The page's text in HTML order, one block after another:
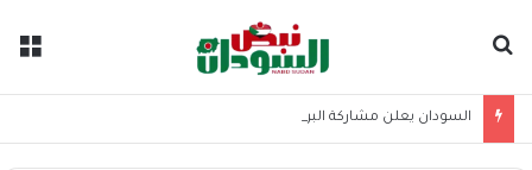
السودان يعلن مشاركة البرهان في القمة الروسية الإفريقية الثالثة